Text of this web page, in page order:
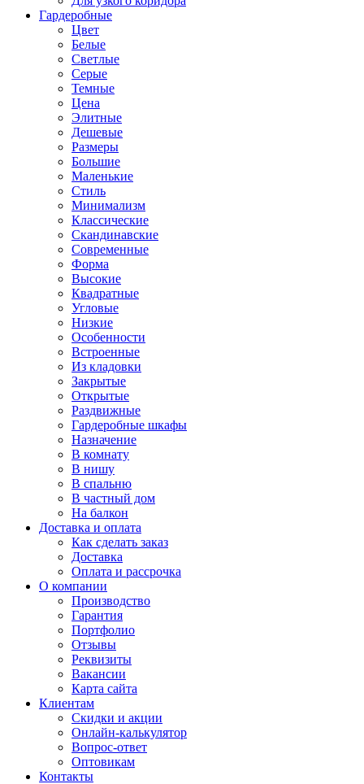
Гардеробные
Цвет
Белые
Светлые
Серые
Темные
Цена
Элитные
Дешевые
Размеры
Большие
Маленькие
Стиль
Минимализм
Классические
Скандинавские
Современные
Форма
Высокие
Квадратные
Угловые
Низкие
Особенности
Встроенные
Из кладовки
Закрытые
Открытые
Раздвижные
Гардеробные шкафы
Назначение
В комнату
В нишу
В спальню
В частный дом
На балкон
Доставка и оплата
Как сделать заказ
Доставка
Оплата и рассрочка
О компании
Производство
Гарантия
Портфолио
Отзывы
Реквизиты
Вакансии
Карта сайта
Клиентам
Скидки и акции
Онлайн-калькулятор
Вопрос-ответ
Оптовикам
Контакты